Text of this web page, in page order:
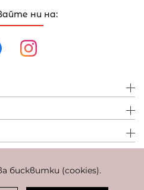
бисквитки (cookies).
ни на: